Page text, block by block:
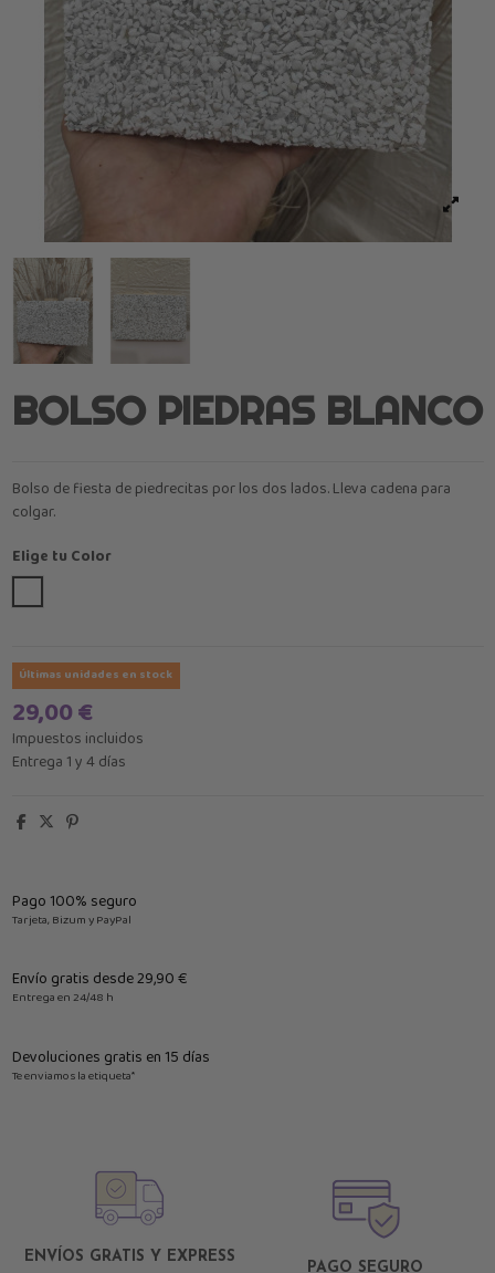
BOLSO PIEDRAS BLANCO
Bolso de fiesta de piedrecitas por los dos lados. Lleva cadena para
colgar.
Elige tu Color
Últimas unidades en stock
29,00 €
Impuestos incluidos
Entrega 1 y 4 días
Pago 100% seguro
Tarjeta, Bizum y PayPal
Envío gratis desde 29,90 €
Entrega en 24/48 h
Devoluciones gratis en 15 días
Te enviamos la etiqueta*
ENVÍOS GRATIS Y EXPRESS
PAGO SEGURO